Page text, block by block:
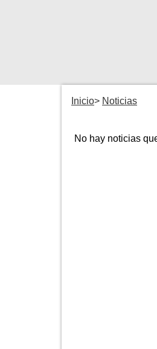
Inicio Noticias
No hay noticias